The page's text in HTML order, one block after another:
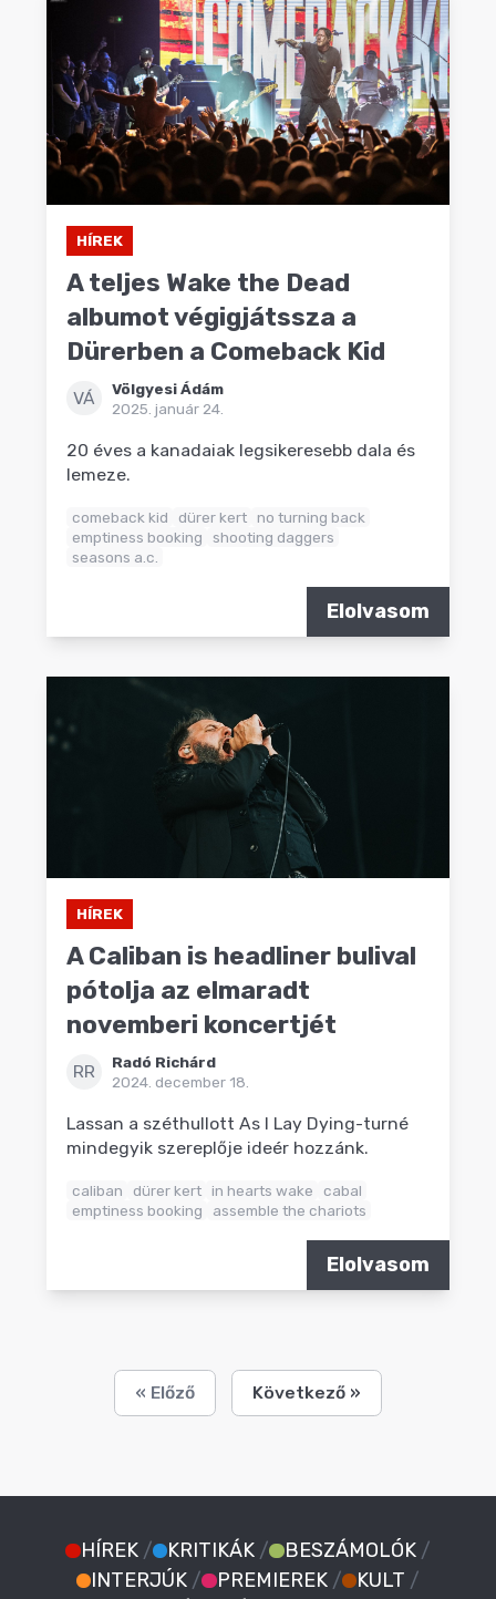
HÍREK
A teljes Wake the Dead
albumot végigjátssza a
Dürerben a Comeback Kid
VÁ
Völgyesi Ádám
2025. január 24.
20 éves a kanadaiak legsikeresebb dala és
lemeze.
comeback kid dürer kert no turning back
emptiness booking
shooting daggers
seasons a.c.
Elolvasom
HÍREK
A Caliban is headliner bulival
pótolja az elmaradt
novemberi koncertjét
RR
Radó Richárd
2024. december 18.
Lassan a széthullott As I Lay Dying-turné
mindegyik szereplője ideér hozzánk.
caliban dürer kert in hearts wake
cabal
emptiness booking
assemble the chariots
Elolvasom
« Előző Következő »
HÍREK / KRITIKÁK / BESZÁMOLÓK /
INTERJÚK / PREMIEREK / KULT /